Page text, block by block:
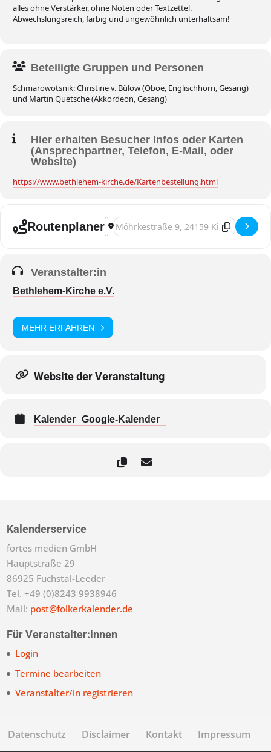
alles ohne Verstärker, ohne Noten oder Textzettel.
Abwechslungsreich, farbig und ungewöhnlich unterhaltsam!
Beteiligte Gruppen und Personen
Schmarowotsnik: Christine v. Bülow (Oboe, Englischhorn, Gesang)
und Martin Quetsche (Akkordeon, Gesang)
Hier erhalten Besucher Infos oder Karten
(Ansprechpartner, Telefon, E-Mail, oder
Website)
https://www.bethlehem-kirche.de/Kartenbestellung.html
RoutenplanerAddress - Kiel, Schmarowotsnik – Neue
Destination Address - Kiel,
Veranstalter:in
Bethlehem-Kirche e.V.
MEHR ERFAHREN
Website der Veranstaltung
Kalender Google-Kalender
Kalenderservice
fortes medien GmbH
Hauptstraße 29
86925 Fuchstal-Leeder
Tel. +49 (0)8243 9938946
Mail: post@folkerkalender.de
Für Veranstalter:innen
Login
Termine bearbeiten
Veranstalter/in registrieren
Datenschutz Disclaimer Kontakt Impressum